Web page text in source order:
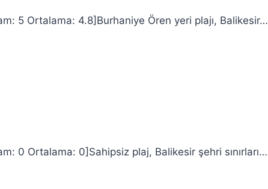
5 Ortalama: 4.8]Burhaniye Ören yeri plajı, Balikesir…
0 Ortalama: 0]Sahipsiz plaj, Balikesir şehri sınırları…